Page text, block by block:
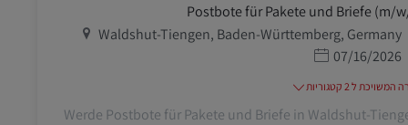
Postbote für Pakete und Briefe (m/
מיקום
Waldshut-Tiengen, Baden-Württemberg, Germany
תאריך פרסום
07/16/2026
ל 2 קטגוריות
Werde Postbote für Pakete und Briefe in Waldshut-